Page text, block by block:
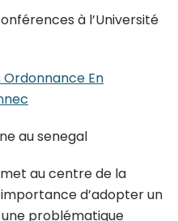
à l’Université
En
au senegal
au centre de la
d’adopter un
problématique